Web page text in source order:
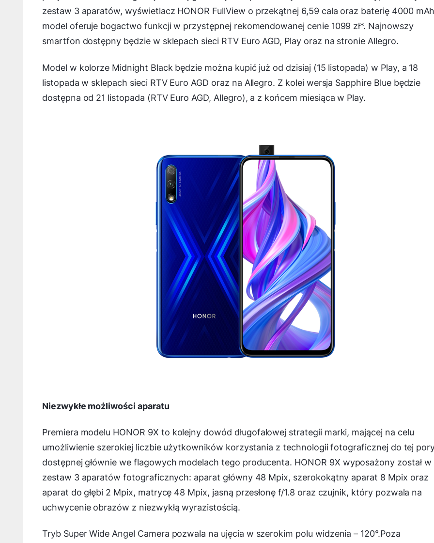
zestaw 3 aparatów, wyświetlacz HONOR FullView o przekątnej 6,59 cala oraz baterię 4000
model oferuje bogactwo funkcji w przystępnej rekomendowanej cenie 1099 zł*. Najnowszy
smartfon dostępny będzie w sklepach sieci RTV Euro AGD, Play oraz na stronie Allegro.
Model w kolorze Midnight Black będzie można kupić już od dzisiaj (15 listopada) w Play, a 18
listopada w sklepach sieci RTV Euro AGD oraz na Allegro. Z kolei wersja Sapphire Blue będzie
dostępna od 21 listopada (RTV Euro AGD, Allegro), a z końcem miesiąca w Play.
Niezwykłe możliwości aparatu
Premiera modelu HONOR 9X to kolejny dowód długofalowej strategii marki, mającej na celu
umożliwienie szerokiej liczbie użytkowników korzystania z technologii fotograficznej do tej
dostępnej głównie we flagowych modelach tego producenta. HONOR 9X wyposażony został w
zestaw 3 aparatów fotograficznych: aparat główny 48 Mpix, szerokokątny aparat 8 Mpix oraz
aparat do głębi 2 Mpix, matrycę 48 Mpix, jasną przesłonę f/1.8 oraz czujnik, który pozwala na
uchwycenie obrazów z niezwykłą wyrazistością.
Tryb Super Wide Angel Camera pozwala na ujęcia w szerokim polu widzenia – 120°.Poza